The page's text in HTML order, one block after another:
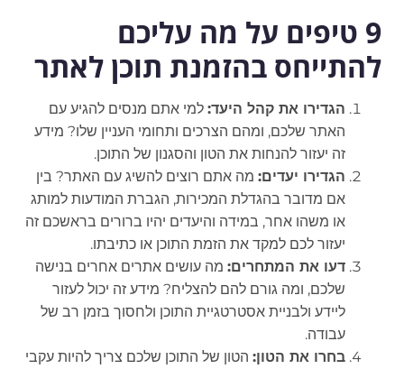
9 טיפים על מה עליכם
להתייחס בהזמנת תוכן לאתר
הגדירו את קהל היעד: למי אתם מנסים להגיע עם
האתר שלכם, ומהם הצרכים ותחומי העניין שלו? מידע
זה יעזור להנחות את הטון והסגנון של התוכן.
הגדירו יעדים: מה אתם רוצים להשיג עם האתר? בין
אם מדובר בהגדלת המכירות, הגברת המודעות למותג
או משהו אחר, במידה והיעדים יהיו ברורים בראשכם זה
יעזור לכם למקד את הזמת התוכן או כתיבתו.
דעו את המתחרים: מה עושים אתרים אחרים בנישה
שלכם, ומה גורם להם להצליח? מידע זה יכול לעזור
ליידע ולבניית אסטרטגיית התוכן ולחסוך בזמן רב של
עבודה.
בחרו את הטון: הטון של התוכן שלכם צריך להיות עקבי